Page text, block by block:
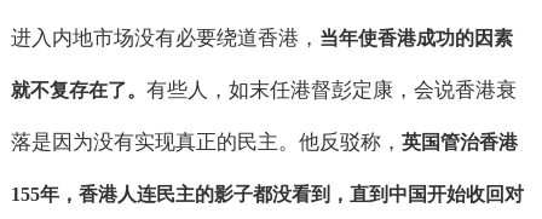
进入内地市场没有必要绕道香港， 当年使香港成功的因素
就不复存在了。 有些人，如末任港督彭定康，会说香港衰
落是因为没有实现真正的民主。他反驳称， 英国管治香港
155年，香港人连民主的影子都没看到，直到中国开始收回对